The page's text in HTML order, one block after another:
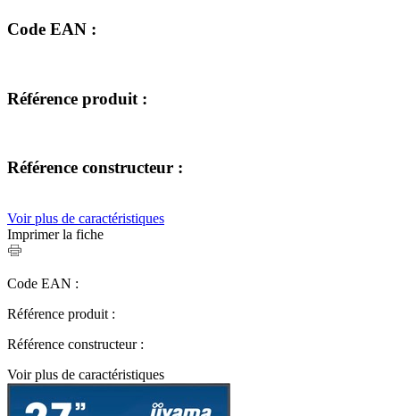
Code EAN :
Référence produit :
Référence constructeur :
Voir plus de caractéristiques
Imprimer la fiche
Code EAN :
Référence produit :
Référence constructeur :
Voir plus de caractéristiques